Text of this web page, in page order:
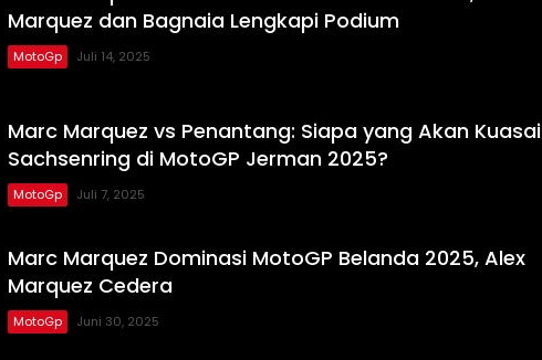
Marquez dan Bagnaia Lengkapi Podium
MotoGp Juli 14, 2025
Marc Marquez vs Penantang: Siapa yang Akan Kuasai
Sachsenring di MotoGP Jerman 2025?
MotoGp Juli 7, 2025
Marc Marquez Dominasi MotoGP Belanda 2025, Alex
Marquez Cedera
MotoGp Juni 30, 2025